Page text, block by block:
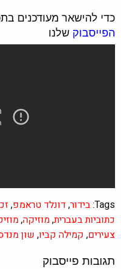
כדי להישאר מעודכנים
הפייסבוק שלנו
Tags: בידור, דונלד טראמפ,
כתוביות בעברית,מוזיקה,
צעירים, קמילה קביו, שון
תגובות פייסבוק